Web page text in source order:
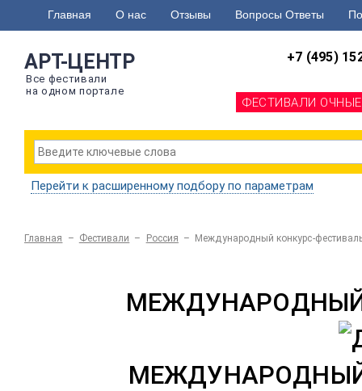
Главная О нас Отзывы Вопросы Ответы
АРТ-ЦЕНТР
Все фестивали
на одном портале
+7 (495)
ФЕСТИВАЛИ ОЧНЫЕ
Перейти к расширенному подбору по параметрам
Главная – Фестивали – Россия – Международный конкурс-
МЕЖДУНАРОДНЫЙ